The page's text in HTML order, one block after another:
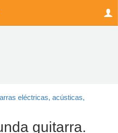
eléctricas, acústicas,
guitarra.